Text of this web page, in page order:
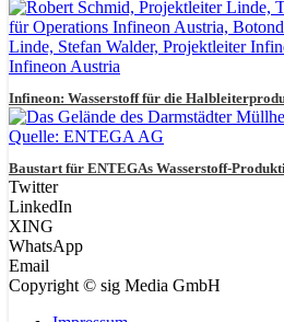
Infineon: Wasserstoff für die
Baustart für ENTEGAs Wasserstoff-
Twitter
LinkedIn
XING
WhatsApp
Email
Copyright © sig Media GmbH